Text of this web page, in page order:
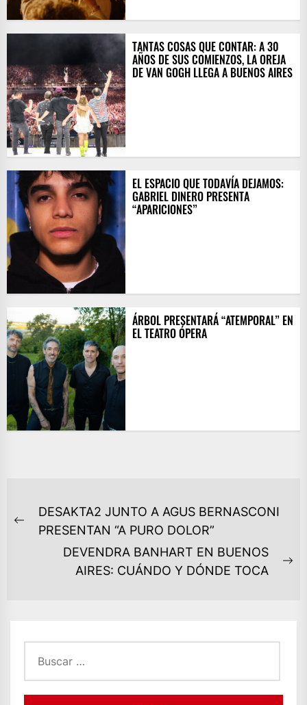
TANTAS COSAS QUE CONTAR: A 30
AÑOS DE SUS COMIENZOS, LA OREJA
DE VAN GOGH LLEGA A BUENOS AIRES
EL ESPACIO QUE TODAVÍA DEJAMOS:
GABRIEL DINERO PRESENTA
“APARICIONES”
ÁRBOL PRESENTARÁ “ATEMPORAL” EN
EL TEATRO ÓPERA
NAVEGACIÓN
DE
ENTRADAS
Previous
DESAKTA2 JUNTO A AGUS BERNASCONI
PRESENTAN “A PURO DOLOR”
DEVENDRA BANHART EN BUENOS
AIRES: CUÁNDO Y DÓNDE TOCA